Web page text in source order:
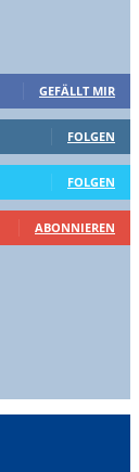
GEFÄLLT MIR
FOLGEN
FOLGEN
ABONNIEREN